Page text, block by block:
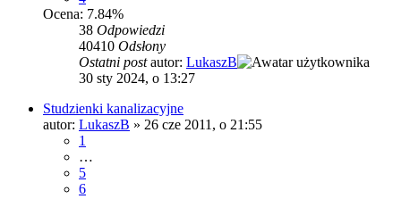
Ocena: 7.84%
38 Odpowiedzi
40410 Odsłony
Ostatni postautor: LukaszB
30 sty 2024, o 13:27
Studzienki kanalizacyjne
autor: LukaszB » 26 cze 2011, o 21:55
1
…
5
6